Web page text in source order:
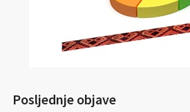
Posljednje objave